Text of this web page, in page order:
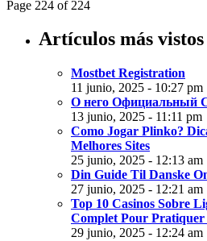
Page 224 of 224
Artículos más vistos
Mostbet Registration
11 junio, 2025 - 10:27 pm
О него Официальный
13 junio, 2025 - 11:11 pm
Como Jogar Plinko?
Melhores Sites
25 junio, 2025 - 12:13 am
Din Guide Til Danske
27 junio, 2025 - 12:21 am
Top 10 Casinos Sobre
Complet Pour Pratiquer
29 junio, 2025 - 12:24 am